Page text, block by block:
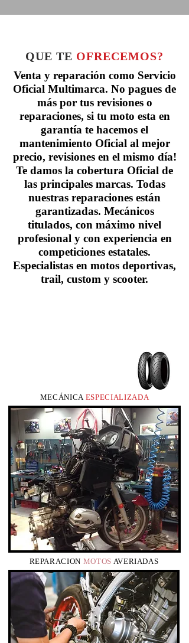
QUE TE OFRECEMOS?
Venta y reparación como Servicio
Oficial Multimarca. No pagues de
más por tus revisiones o
reparaciones, si tu moto esta en
garantía te hacemos el
mantenimiento Oficial al mejor
precio, revisiones en el mismo día!
Te damos la cobertura Oficial de
las principales marcas. Todas
nuestras reparaciones están
garantizadas. Mecánicos
titulados, con máximo nivel
profesional y con experiencia en
competiciones estatales.
Especialistas en motos deportivas,
trail, custom y scooter.
MECÁNICA ESPECIALIZADA
REPARACION MOTOS AVERIADAS